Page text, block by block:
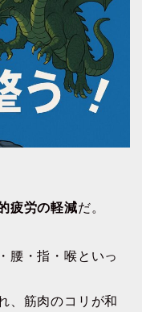
疲労の軽減だ。
腰・指・喉といっ
、筋肉のコリが和